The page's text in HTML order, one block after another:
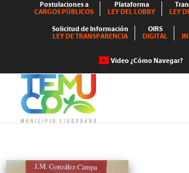
Postulaciones a
CARGOS PÚBLICOS
Plataforma
LEY DEL LOBBY
LEY
Solicitud de Información
LEY DE TRANSPARENCIA
OIRS
DIGITAL
Video ¿Cómo Navegar?